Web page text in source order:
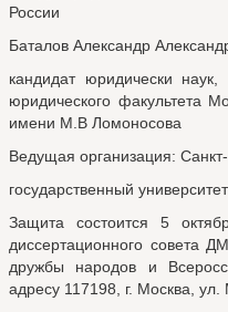
России
Баталов Александр
кандидат юридически
юридического факультета
имени М.В Ломоносова
Ведущая организация:
государственный
Защита состоится 5
диссертационного совета
дружбы народов и
адресу 117198, г. Москва,